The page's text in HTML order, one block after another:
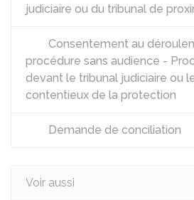
judiciaire ou du tribunal de
Consentement au
procédure sans audience -
devant le tribunal judiciaire ou
contentieux de la protection
Demande de conciliation
Voir aussi